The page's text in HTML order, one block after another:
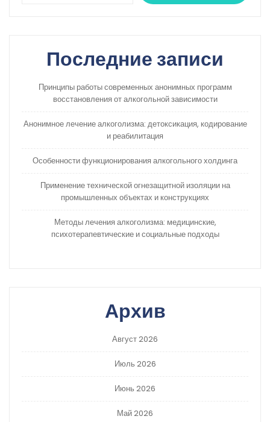
Последние записи
Принципы работы современных анонимных программ
восстановления от алкогольной зависимости
Анонимное лечение алкоголизма: детоксикация, кодирование
и реабилитация
Особенности функционирования алкогольного холдинга
Применение технической огнезащитной изоляции на
промышленных объектах и конструкциях
Методы лечения алкоголизма: медицинские,
психотерапевтические и социальные подходы
Архив
Август 2026
Июль 2026
Июнь 2026
Май 2026